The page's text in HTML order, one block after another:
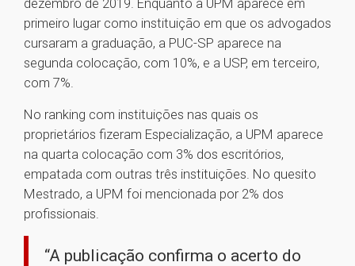
dezembro de 2019. Enquanto a UPM aparece em
primeiro lugar como instituição em que os advogados
cursaram a graduação, a PUC-SP aparece na
segunda colocação, com 10%, e a USP, em terceiro,
com 7%.
No ranking com instituições nas quais os
proprietários fizeram Especialização, a UPM aparece
na quarta colocação com 3% dos escritórios,
empatada com outras três instituições. No quesito
Mestrado, a UPM foi mencionada por 2% dos
profissionais.
“A publicação confirma o acerto do